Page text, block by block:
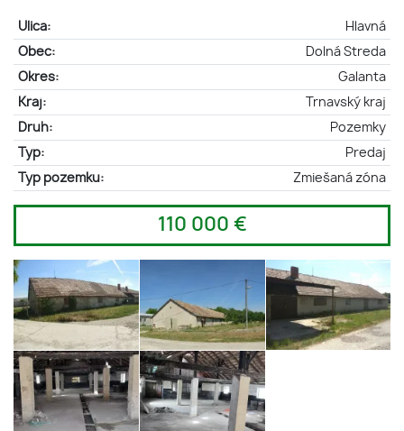
Ulica:
Hlavná
Obec:
Dolná Streda
Okres:
Galanta
Kraj:
Trnavský kraj
Druh:
Pozemky
Typ:
Predaj
Typ pozemku:
Zmiešaná zóna
110 000 €